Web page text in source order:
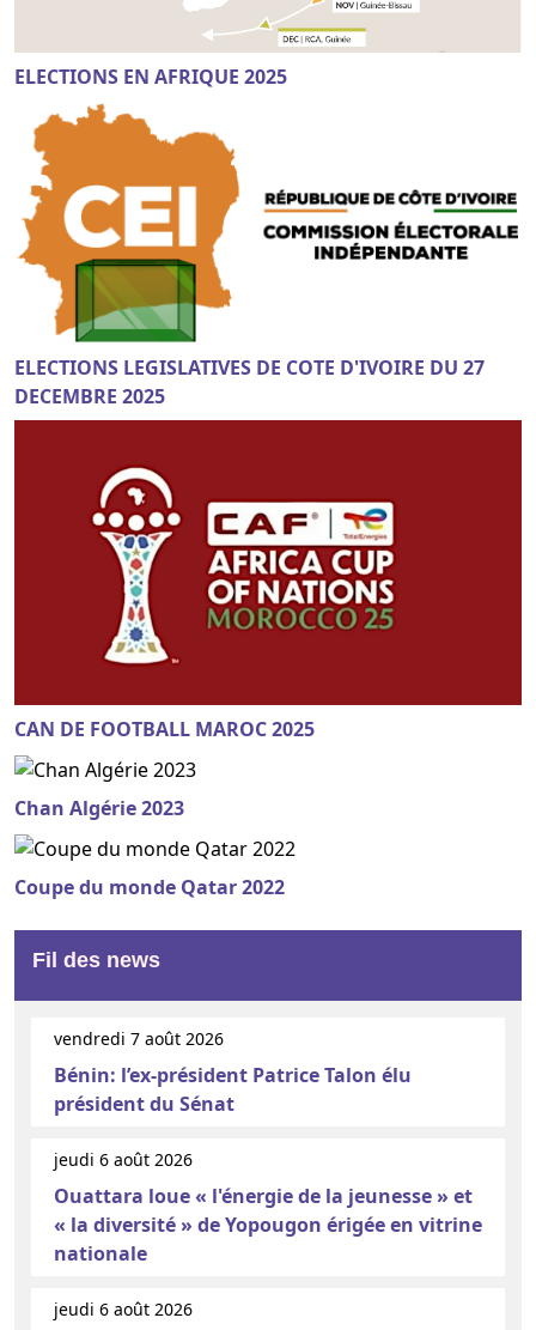
ELECTIONS EN AFRIQUE 2025
ELECTIONS LEGISLATIVES DE COTE D'IVOIRE DU 27
DECEMBRE 2025
CAN DE FOOTBALL MAROC 2025
Chan Algérie 2023
Coupe du monde Qatar 2022
Fil des news
vendredi 7 août 2026
Bénin: l’ex-président Patrice Talon élu
président du Sénat
jeudi 6 août 2026
Ouattara loue « l'énergie de la jeunesse » et
« la diversité » de Yopougon érigée en vitrine
nationale
jeudi 6 août 2026